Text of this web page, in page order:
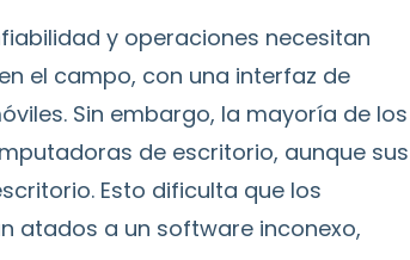
y operaciones necesitan
el campo, con una interfaz de
Sin embargo, la mayoría de los
de escritorio, aunque sus
Esto dificulta que los
atados a un software inconexo,